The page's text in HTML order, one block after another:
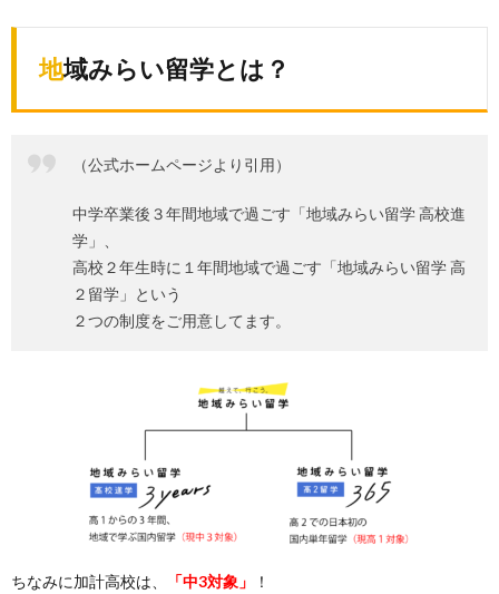
地域みらい留学とは？
（公式ホームページより引用）
中学卒業後３年間地域で過ごす「地域みらい留学 高校進
学」、
高校２年生時に１年間地域で過ごす「地域みらい留学 高
２留学」という
２つの制度をご用意してます。
ちなみに加計高校は、 「中3対象」
！